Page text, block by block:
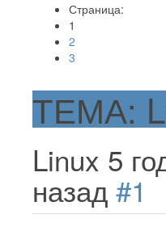
Страница:
1
2
3
ТЕМА:
Linux 5
назад #1